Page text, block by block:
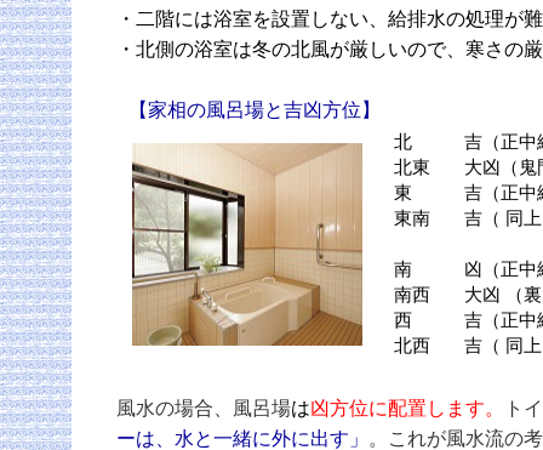
・二階には浴室を設置しない、給排水の処理が
・北側の浴室は冬の北風が厳しいので、寒さの
【家相の風呂場と吉凶方位】
北
北東
東
東南
南
南西
西
北西
吉（正中
大凶（鬼
吉（正中
吉（ 同
凶（正中
大凶 （
吉（正中
吉（ 同
風水の場合、風呂場は凶方位に配置します。
ト
ーは、水と一緒に外に出す」
。これが風水流の